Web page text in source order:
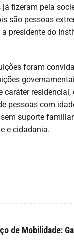
fizeram pela
são pessoas
a presidente do
foram
caráter residencial,
pessoas com
suporte
e cidadania.
de Mobilidade: